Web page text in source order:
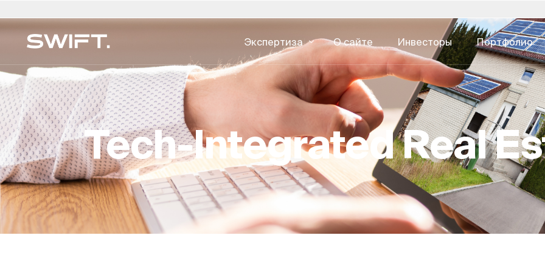
Valgrind от SWIFT
Откройте для себя возможности и изучите опыт
SWIFT - все это на сайте Valgrind by SWIFT. (Дебют в
марте 2025 года)
Выберите местоположение
Австралия
Бельгия
Бразилия
Канада
Чили
Китай - 中国
Колумбия
Чешская Республика
Дания
Германия
Дубай (ОАЭ)
Финляндия
Франция
Гонконг - 香港
Венгрия
Италия
Корея - 한국
Люксембург
Нидерланды
Польша
Португалия
Саудовская Аравия
Швейцария
Сингапур
Словакия
Южная Африка
Испания
Швеция
Великобритания
العربية
简体中文
Čeština
Afrikaans
English (UK)
Deutsch
Русский
Français
Экспертиза
МНОГОСЕМЕЙНЫЙ
Финансовое планирование и
управление
Юридические и наследственные
услуги
Страхование и риски
Стиль жизни и безопасность
Образование и надзор
Каталог экспертиз →
ЦИФРОВОЙ КОНСАЛТИНГ
Операции по развитию
UI & UX Design
CX & EX
Цифровая реклама
Кибербезопасность
ОПЫТ
Развитие
Торговля
О сайте Инвесторы Портфолио
Tech-Integrated Real